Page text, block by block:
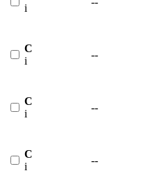
i
C
i
--
C
i
--
C
i
--